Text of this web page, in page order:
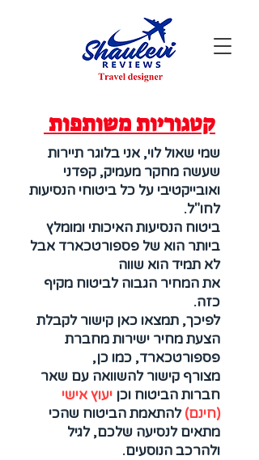
קטגוריות משותפות
שמי שאול לוי, אני בלוגר תיירות
שעשה מחקר מעמיק, קפדני
ואובייקטיבי על כל ביטוחי הנסיעות
לחו"ל.
ביטוח הנסיעות האיכותי ומומלץ
ביותר הוא של פספורטכארד אבל
לא תמיד הוא שווה
את המחיר הגבוה לביטוח מקיף
כזה.
לפיכך, תמצאו כאן קישור לקבלת
הצעת מחיר ישירות מחברת
פספורטכארד, כמו כן,
מצורף קישור להשוואה עם שאר
חברות הביטוח וכן יעוץ אישי
(חינם)להתאמת הביטוח שהכי
מתאים לנסיעה שלכם, לגיל
ולהרכב הנוסעים.